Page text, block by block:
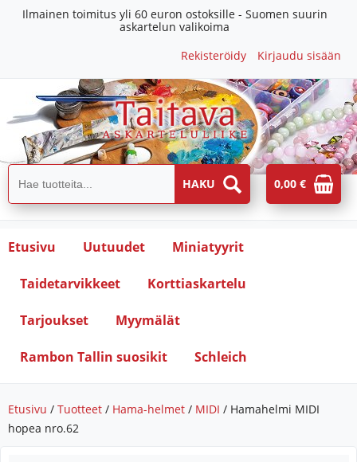
Ilmainen toimitus yli 60 euron ostoksille - Suomen suurin
askartelun valikoima
Rekisteröidy
Kirjaudu sisään
0,00 €
Etusivu Uutuudet Miniatyyrit
Taidetarvikkeet Korttiaskartelu
Tarjoukset Myymälät
Rambon Tallin suosikit Schleich
Etusivu / Tuotteet / Hama-helmet / MIDI / Hamahelmi MIDI
hopea nro.62